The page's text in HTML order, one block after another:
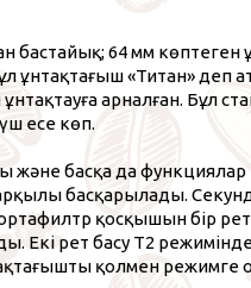
бастайық; 64 мм көптеген
ұнтақтағыш «Титан» деп
арналған. Бұл
есе көп.
және басқа да
басқарылады.
қосқышын бір
Екі рет басу T2
қолмен режимге